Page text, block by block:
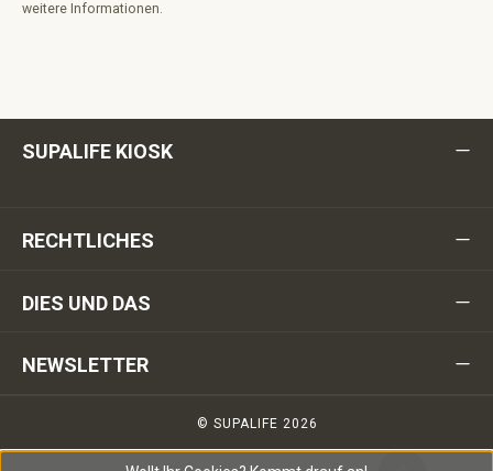
weitere Informationen.
SUPALIFE KIOSK
RECHTLICHES
DIES UND DAS
NEWSLETTER
© SUPALIFE 2026